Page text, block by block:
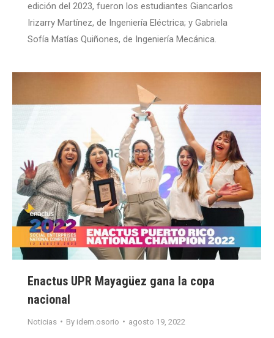
edición del 2023, fueron los estudiantes Giancarlos
Irizarry Martínez, de Ingeniería Eléctrica; y Gabriela
Sofía Matías Quiñones, de Ingeniería Mecánica.
Enactus UPR Mayagüez gana la copa
nacional
Noticias By idem.osorio agosto 19, 2022